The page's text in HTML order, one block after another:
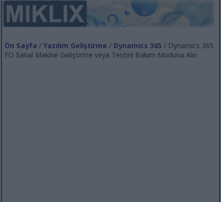
Ön Sayfa /Yazılım Geliştirme / Dynamics 365 / Dynamics 365
FO Sanal Makine Geliştirme veya Testini Bakım Moduna Alın